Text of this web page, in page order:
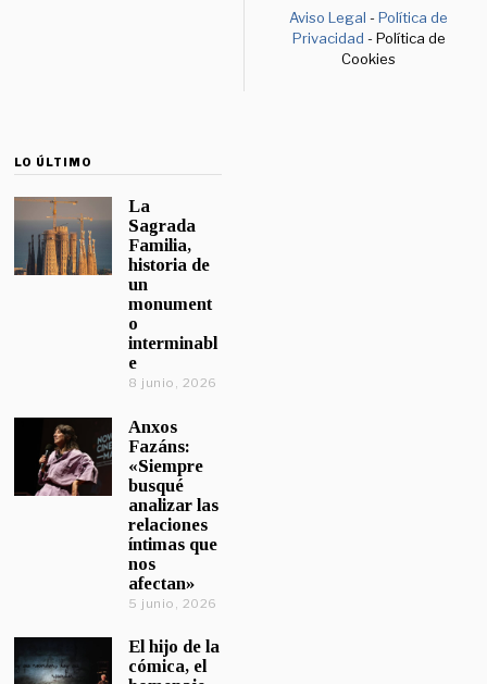
Aviso Legal -Política de
Privacidad - Política de
Cookies
LO ÚLTIMO
La
Sagrada
Familia,
historia de
un
monument
o
interminabl
e
8 junio, 2026
Anxos
Fazáns:
«Siempre
busqué
analizar las
relaciones
íntimas que
nos
afectan»
5 junio, 2026
El hijo de la
cómica, el